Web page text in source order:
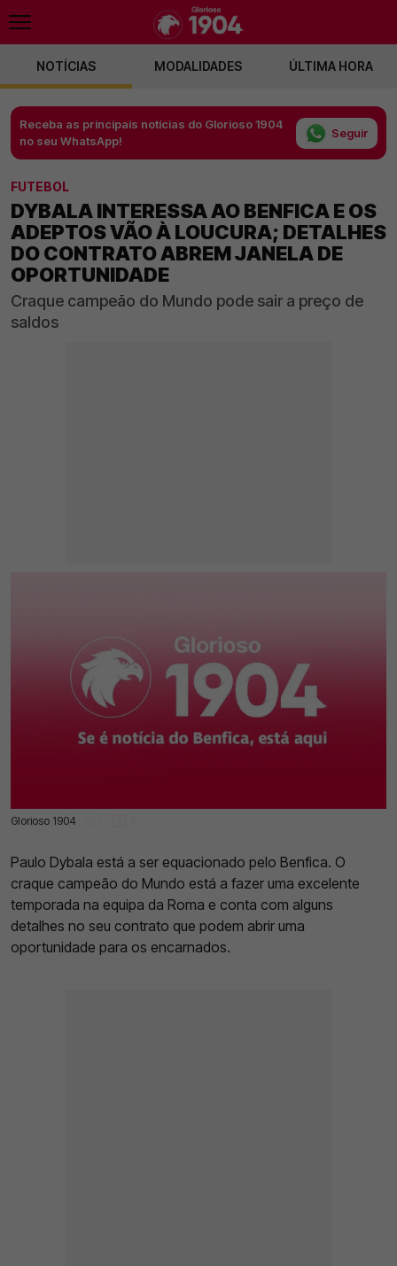
NOTÍCIAS MODALIDADES ÚLTIMA HORA
Receba as principais notícias do Glorioso 1904
no seu WhatsApp!
Seguir
FUTEBOL
DYBALA INTERESSA AO BENFICA E OS
ADEPTOS VÃO À LOUCURA; DETALHES
DO CONTRATO ABREM JANELA DE
OPORTUNIDADE
Craque campeão do Mundo pode sair a preço de
saldos
Glorioso 1904
18 Fev 2023 | 11:32 |
Paulo Dybala está a ser equacionado pelo Benfica. O
craque campeão do Mundo está a fazer uma excelente
temporada na equipa da Roma e conta com alguns
detalhes no seu contrato que podem abrir uma
oportunidade para os encarnados.